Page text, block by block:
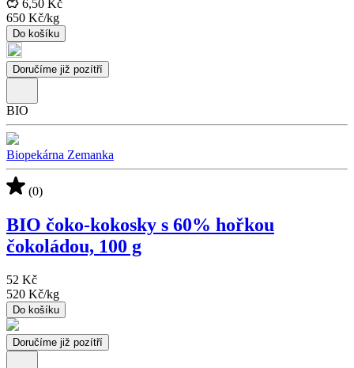
6,50 Kč
650 Kč/kg
Do košíku
Doručíme již pozítří
BIO
Biopekárna Zemanka
(0)
BIO čoko-kokosky s 60% hořkou
čokoládou, 100 g
52 Kč
520 Kč/kg
Do košíku
Doručíme již pozítří